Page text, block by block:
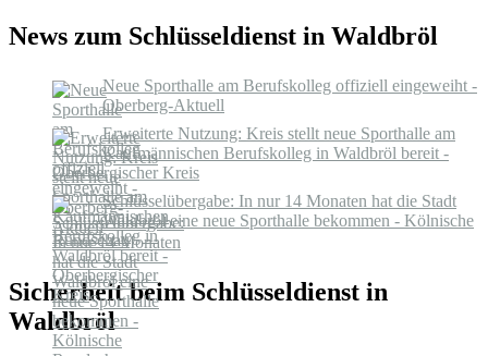
News zum Schlüsseldienst in Waldbröl
Neue Sporthalle am Berufskolleg offiziell eingeweiht -
Oberberg-Aktuell
Erweiterte Nutzung: Kreis stellt neue Sporthalle am
Kaufmännischen Berufskolleg in Waldbröl bereit -
Oberbergischer Kreis
Schlüsselübergabe: In nur 14 Monaten hat die Stadt
Waldbröl eine neue Sporthalle bekommen - Kölnische
Rundschau
Sicherheit beim Schlüsseldienst in
Waldbröl